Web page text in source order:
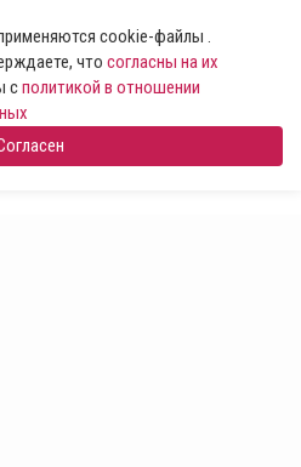
cookie-файлы .
что согласны на их
сполитикой в отношении